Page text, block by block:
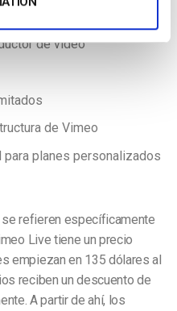
de vídeo
de Vimeo
planes personalizados
refieren específicamente
Live tiene un precio
empiezan en 135 dólares al
reciben un descuento de
A partir de ahí, los